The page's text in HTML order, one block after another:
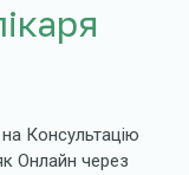
Консультацію
Онлайн через